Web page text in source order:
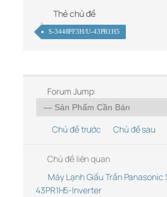
Thẻ chủ đề
S-3448PF3H/U-43PR1H5
Forum Jump:
Chủ đề trước Chủ đề sau
Chủ đề liên quan
Máy Lạnh Giấu Trần Panasonic
43PR1H5-Inverter